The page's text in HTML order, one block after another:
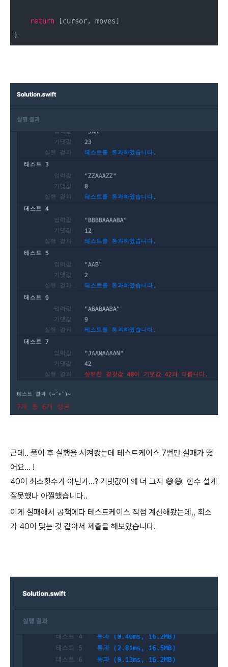
return [cursor, moves]
}
근데.. 풀이 후 실행을 시켜봤는데 테스트케이스 7번만 실패가 떴
어요... !
40이 최소횟수가 아닌가…? 기댓값이 왜 더 크지 😅😅 함수 설계
잘못했나 아찔했습니다..
이게 실패해서 공책에다 테스트케이스 직접 계산해봤는데,, 최소
가 40이 맞는 것 같아서 제출을 해보았습니다.